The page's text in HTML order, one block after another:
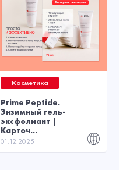
Косметика
Prime Peptide.
Энзимный гель-
эксфолиант |
Карточ...
01.12.2025